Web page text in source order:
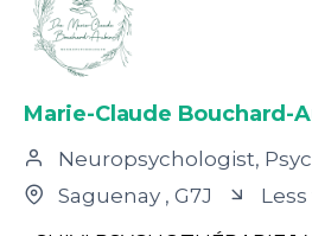
Marie-Claude Bouchard-
Neuropsychologist,
Saguenay , G7J